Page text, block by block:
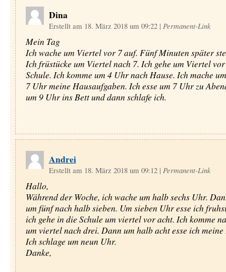
Dina
Erstellt am 18. März 2018 um 09:22 | Permanent-Link
Mein Tag
Ich wache um Viertel vor 7 auf. Fünf Minuten später
Ich früstücke um Viertel nach 7. Ich gehe um Viertel
Schule. Ich komme um 4 Uhr nach Hause. Ich mache
7 Uhr meine Hausaufgaben. Ich esse um 7 Uhr zu
um 9 Uhr ins Bett und dann schlafe ich.
Andrei
Erstellt am 18. März 2018 um 09:12 | Permanent-Link
Hallo,
Während der Woche, ich wache um halb sechs Uhr.
um fünf nach halb sieben. Um sieben Uhr esse ich
ich gehe in die Schule um viertel vor acht. Ich komme
um viertel nach drei. Dann um halb acht esse ich meine
Ich schlage um neun Uhr.
Danke,